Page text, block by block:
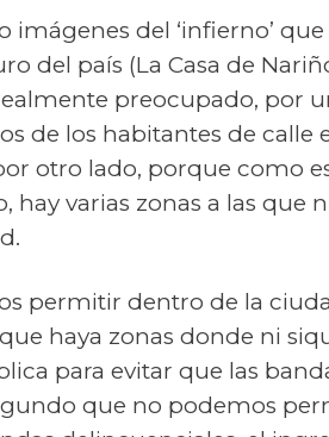
del ‘infierno’
del país (La Casa de
preocupado, por
de los habitantes de calle
otro lado, porque como
hay varias zonas a las que
permitir dentro de la
haya zonas donde ni
para evitar que las
que no podemos